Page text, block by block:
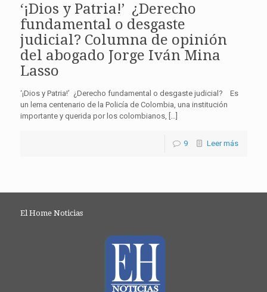
‘¡Dios y Patria!’ ¿Derecho
fundamental o desgaste
judicial? Columna de opinión
del abogado Jorge Iván Mina
Lasso
‘¡Dios y Patria!’ ¿Derecho fundamental o desgaste judicial? Es
un lema centenario de la Policía de Colombia, una institución
importante y querida por los colombianos, […]
9 Leer más
El Home Noticias